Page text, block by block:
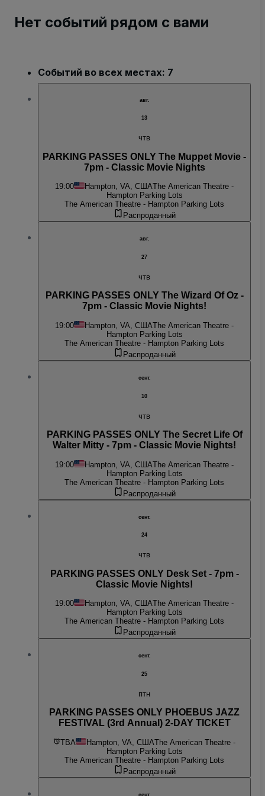
Нет событий рядом с вами
Событий во всех местах: 7
авг.
13
чтв
PARKING PASSES ONLY The Muppet Movie -
7pm - Classic Movie Nights
19:00 Hampton, VA, СШАThe American Theatre -
Hampton Parking Lots
The American Theatre - Hampton Parking Lots
Распроданный
авг.
27
чтв
PARKING PASSES ONLY The Wizard Of Oz -
7pm - Classic Movie Nights!
19:00 Hampton, VA, СШАThe American Theatre -
Hampton Parking Lots
The American Theatre - Hampton Parking Lots
Распроданный
сент.
10
чтв
PARKING PASSES ONLY The Secret Life Of
Walter Mitty - 7pm - Classic Movie Nights!
19:00 Hampton, VA, СШАThe American Theatre -
Hampton Parking Lots
The American Theatre - Hampton Parking Lots
Распроданный
сент.
24
чтв
PARKING PASSES ONLY Desk Set - 7pm -
Classic Movie Nights!
19:00 Hampton, VA, СШАThe American Theatre -
Hampton Parking Lots
The American Theatre - Hampton Parking Lots
Распроданный
сент.
25
птн
PARKING PASSES ONLY PHOEBUS JAZZ
FESTIVAL (3rd Annual) 2-DAY TICKET
TBA Hampton, VA, СШАThe American Theatre -
Hampton Parking Lots
The American Theatre - Hampton Parking Lots
Распроданный
сент.